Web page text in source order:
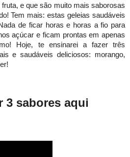
e que são muito mais saborosas
Tem mais: estas geleias saudáveis
de ficar horas e horas a fio para
açúcar e ficam prontas em apenas
Hoje, te ensinarei a fazer três
e saudáveis deliciosos: morango,
3 sabores aqui